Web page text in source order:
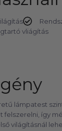
vliágítás
lámpatest
felszerelni, így
világításnál